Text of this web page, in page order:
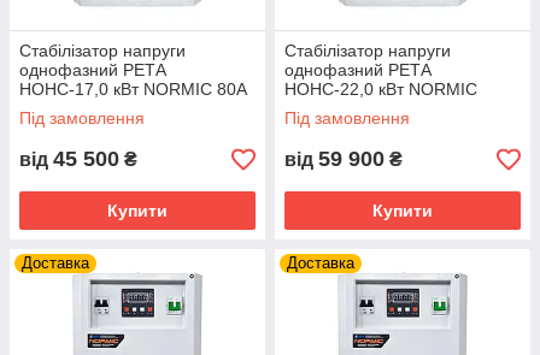
Стабілізатор напруги
однофазний РЕТА
НОНС-17,0 кВт NORMIC 80А
Під замовлення
від 45 500 ₴
Купити
Стабілізатор напруги
однофазний РЕТА
НОНС-22,0 кВт NORMIC
(INFINEON) 100А
Під замовлення
від 59 900 ₴
Купити
Доставка Доставка